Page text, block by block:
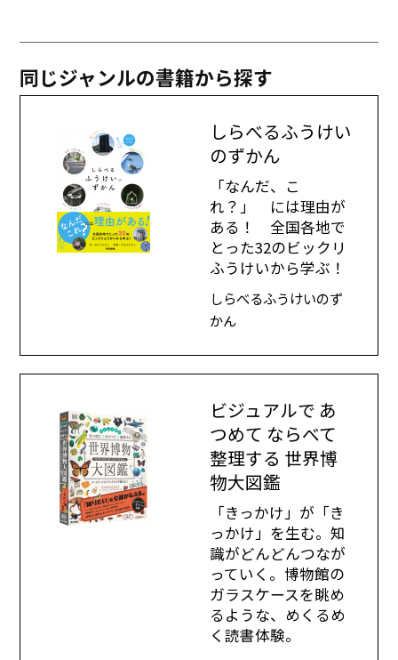
同じジャンルの書籍から探す
しらべるふうけい
のずかん
「なんだ、こ
れ？」 には理由が
ある！ 全国各地で
とった32のビックリ
ふうけいから学ぶ！
しらべるふうけいのず
かん
ビジュアルで あ
つめて ならべて
整理する 世界博
物大図鑑
「きっかけ」が「き
っかけ」を生む。知
識がどんどんつなが
っていく。博物館の
ガラスケースを眺め
るような、めくるめ
く読書体験。